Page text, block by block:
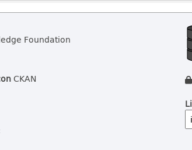
Foundation
CKAN